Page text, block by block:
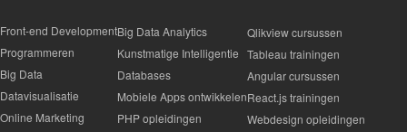
Front-end Development
Programmeren
Big Data
Datavisualisatie
Online Marketing
Big Data Analytics
Kunstmatige Intelligentie
Databases
Mobiele Apps ontwikkelen
PHP opleidingen
Qlikview cursussen
Tableau trainingen
Angular cursussen
React.js trainingen
Webdesign opleidingen